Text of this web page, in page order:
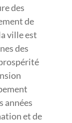
des
de
ville est
des
années
et de